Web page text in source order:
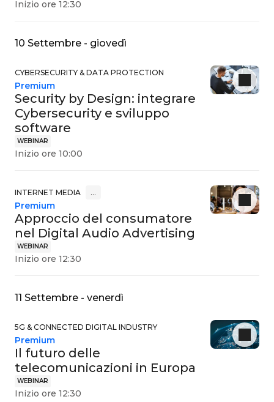
Inizio ore 12:30
10 Settembre - giovedì
CYBERSECURITY & DATA PROTECTION
WEBINAR
Security by Design: integrare
Cybersecurity e sviluppo
software
Premium
Inizio ore 10:00
INTERNET MEDIA …
WEBINAR
Approccio del consumatore
nel Digital Audio Advertising
Premium
Inizio ore 12:30
11 Settembre - venerdì
5G & CONNECTED DIGITAL INDUSTRY
WEBINAR
Il futuro delle
telecomunicazioni in Europa
Premium
Inizio ore 12:30